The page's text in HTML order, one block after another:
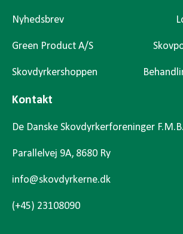
Nyhedsbrev
Green Product A/S
Skovdyrkershoppen
Kontakt
De Danske Skovdyrkerforeninger
Parallelvej 9A, 8680 Ry
info@skovdyrkerne.dk
(+45) 23108090